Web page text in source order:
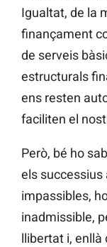
Igualtat, de la
finançament
de serveis
estructurals
ens resten
faciliten el
Però, bé ho
els
impassibles,
inadmissible,
llibertat i, enllà